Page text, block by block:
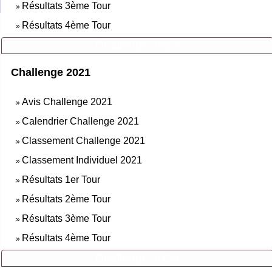
» Résultats 3ème Tour
» Résultats 4ème Tour
Challenge 2021
» Avis Challenge 2021
» Calendrier Challenge 2021
» Classement Challenge 2021
» Classement Individuel 2021
» Résultats 1er Tour
» Résultats 2ème Tour
» Résultats 3ème Tour
» Résultats 4ème Tour